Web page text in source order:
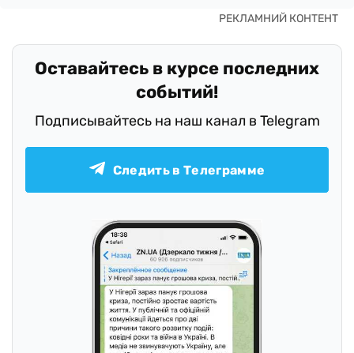
Оставайтесь в курсе последних
событий!
Подписывайтесь на наш канал в Telegram
Следить в Телеграмме